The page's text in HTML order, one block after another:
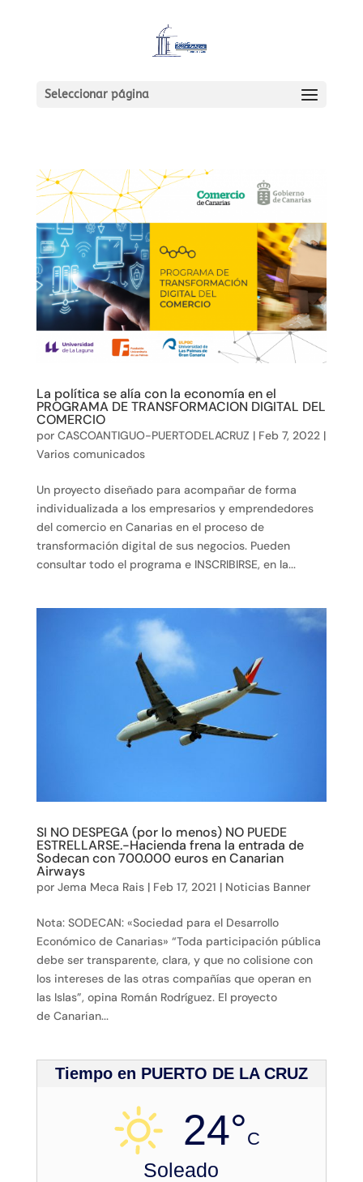
Seleccionar página
La política se alía con la economía en el
PROGRAMA DE TRANSFORMACION DIGITAL DEL
COMERCIO
por CASCOANTIGUO-PUERTODELACRUZ | Feb 7, 2022|
Varios comunicados
Un proyecto diseñado para acompañar de forma
individualizada a los empresarios y emprendedores
del comercio en Canarias en el proceso de
transformación digital de sus negocios. Pueden
consultar todo el programa e INSCRIBIRSE, en la...
SI NO DESPEGA (por lo menos) NO PUEDE
ESTRELLARSE.-Hacienda frena la entrada de
Sodecan con 700.000 euros en Canarian
Airways
por Jema Meca Rais| Feb 17, 2021 | Noticias Banner
Nota: SODECAN: «Sociedad para el Desarrollo
Económico de Canarias» “Toda participación pública
debe ser transparente, clara, y que no colisione con
los intereses de las otras compañías que operan en
las Islas”, opina Román Rodríguez. El proyecto
de Canarian...
Tiempo en PUERTO DE LA CRUZ
24°C
Soleado